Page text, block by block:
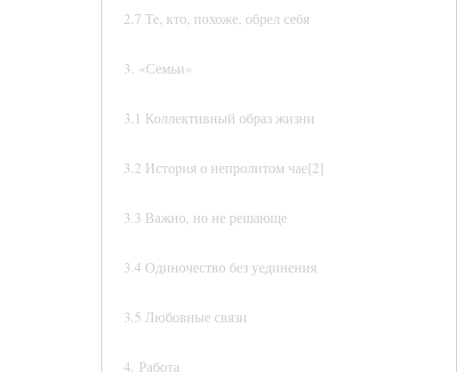
2.7 Те, кто, похоже, обрел себя
3. «Семьи»
3.1 Коллективный образ жизни
3.2 История о непролитом чае[2]
3.3 Важно, но не решающе
3.4 Одиночество без уединения
3.5 Любовные связи
4. Работа